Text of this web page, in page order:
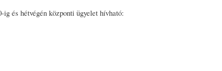
ig és hétvégén központi ügyelet hívható: